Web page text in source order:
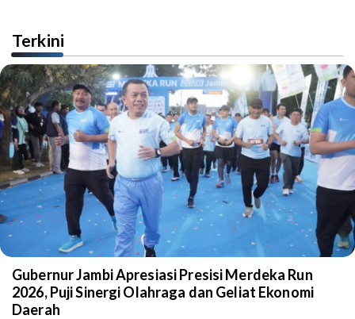
Terkini
Gubernur Jambi Apresiasi Presisi Merdeka Run
2026, Puji Sinergi Olahraga dan Geliat Ekonomi
Daerah